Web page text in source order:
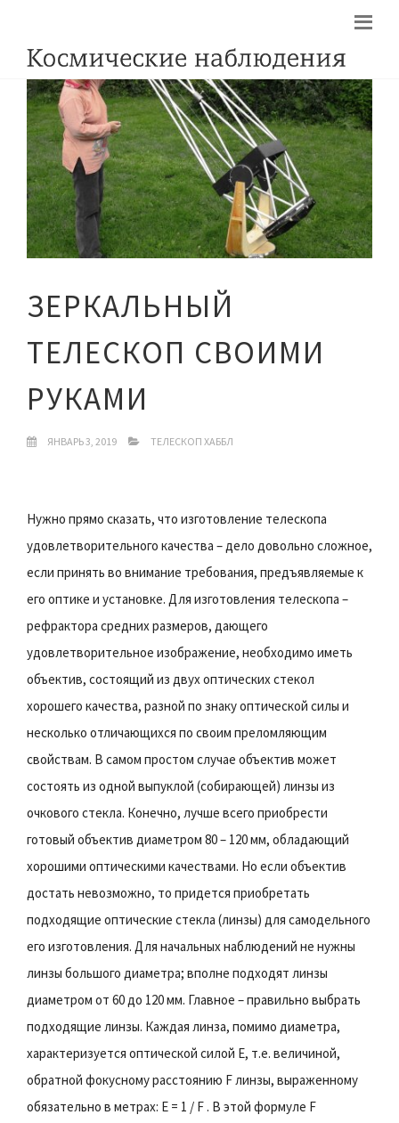
ЗЕРКАЛЬНЫЙ
ТЕЛЕСКОП СВОИМИ
РУКАМИ
ЯНВАРЬ 3, 2019 ТЕЛЕСКОП ХАББЛ
Нужно прямо сказать, что изготовление телескопа
удовлетворительного качества – дело довольно сложное,
если принять во внимание требования, предъявляемые к
его оптике и установке. Для изготовления телескопа –
рефрактора средних размеров, дающего
удовлетворительное изображение, необходимо иметь
объектив, состоящий из двух оптических стекол
хорошего качества, разной по знаку оптической силы и
несколько отличающихся по своим преломляющим
свойствам. В самом простом случае объектив может
состоять из одной выпуклой (собирающей) линзы из
очкового стекла. Конечно, лучше всего приобрести
готовый объектив диаметром 80 – 120 мм, обладающий
хорошими оптическими качествами. Но если объектив
достать невозможно, то придется приобретать
подходящие оптические стекла (линзы) для самодельного
его изготовления. Для начальных наблюдений не нужны
линзы большого диаметра; вполне подходят линзы
диаметром от 60 до 120 мм. Главное – правильно выбрать
подходящие линзы. Каждая линза, помимо диаметра,
характеризуется оптической силой Е, т.е. величиной,
обратной фокусному расстоянию F линзы, выраженному
обязательно в метрах: Е = 1 / F . В этой формуле F